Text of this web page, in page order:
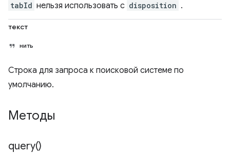
tabId нельзя использовать с disposition .
текст
нить
Строка для запроса к поисковой системе по
умолчанию.
Методы
query()